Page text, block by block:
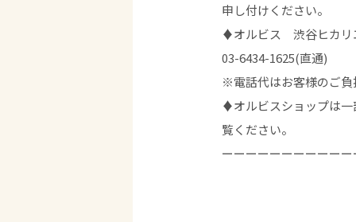
申し付けください。
♦︎オルビス 渋谷ヒカリ
03-6434-1625(直通)
※電話代はお客様のご負
♦︎オルビスショップは一
覧ください。
ーーーーーーーーーー